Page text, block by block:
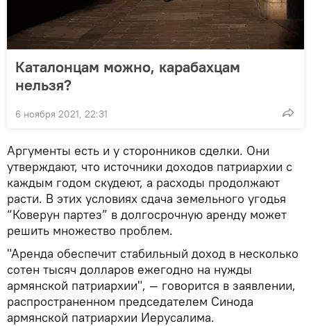
Каталонцам можно, карабахцам
нельзя?
6 ноября 2021, 22:31
Аргументы есть и у сторонников сделки. Они
утверждают, что источники доходов патриархии с
каждым годом скудеют, а расходы продолжают
расти. В этих условиях сдача земельного угодья
“Коверун партез” в долгосрочную аренду может
решить множество проблем.
"Аренда обеспечит стабильный доход в несколько
сотен тысяч долларов ежегодно на нужды
армянской патриархии", — говорится в заявлении,
распространенном председателем Синода
армянской патриархии Иерусалима.